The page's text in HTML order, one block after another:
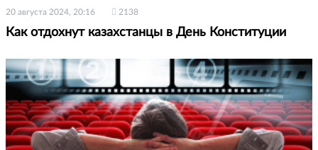
20 августа 2024, 20:16 2138
Как отдохнут казахстанцы в День Конституции